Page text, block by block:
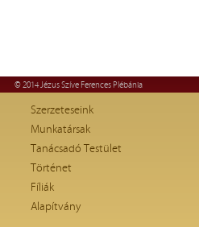
© 2014 Jézus Szíve Ferences Plébánia
Szerzeteseink
Munkatársak
Tanácsadó Testület
Történet
Fíliák
Alapítvány